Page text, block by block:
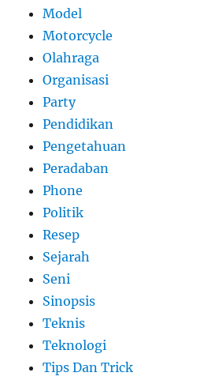
Model
Motorcycle
Olahraga
Organisasi
Party
Pendidikan
Pengetahuan
Peradaban
Phone
Politik
Resep
Sejarah
Seni
Sinopsis
Teknis
Teknologi
Tips Dan Trick